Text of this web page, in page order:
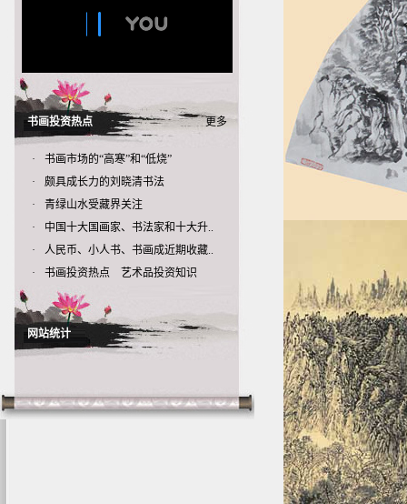
书画投资热点 更多
·
书画市场的“高寒”和“低烧”
·
颇具成长力的刘晓清书法
·
青绿山水受藏界关注
·
中国十大国画家、书法家和十大升..
·
人民币、小人书、书画成近期收藏..
·
书画投资热点 艺术品投资知识
网站统计